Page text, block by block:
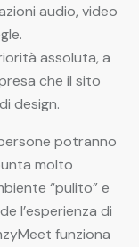
audio, video
assoluta, a
che il sito
design.
potranno
molto
“pulito” e
l’esperienza di
funziona